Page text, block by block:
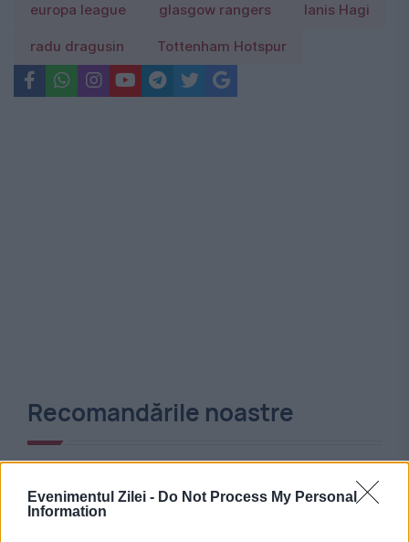
Evenimentul Zilei - Do Not Process My Personal
Information
europa league glasgow rangers Ianis Hagi
radu dragusin Tottenham Hotspur
Recomandările noastre